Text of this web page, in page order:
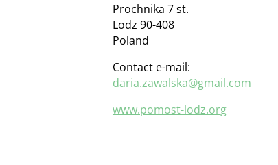
Prochnika 7 st.
Lodz 90-408
Poland
Contact e-mail:
daria.zawalska@gmail.com
www.pomost-lodz.org